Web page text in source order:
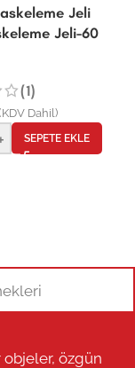
Jeli-60
(1)
Dahil)
SEPETE EKLE
özgün